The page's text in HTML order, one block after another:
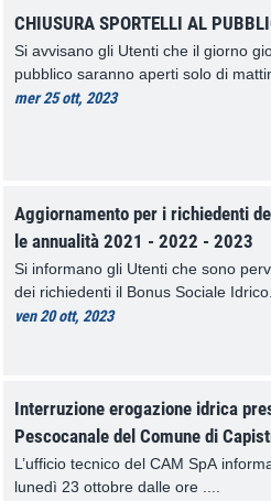
CHIUSURA SPORTELLI AL
Si avvisano gli Utenti che il giorno
pubblico saranno aperti solo di
mer 25 ott, 2023
Aggiornamento per i richiedenti
le annualità 2021 - 2022 - 2023
Si informano gli Utenti che sono
dei richiedenti il Bonus Sociale
ven 20 ott, 2023
Interruzione erogazione idrica
Pescocanale del Comune di
L’ufficio tecnico del CAM SpA
lunedì 23 ottobre dalle ore ....